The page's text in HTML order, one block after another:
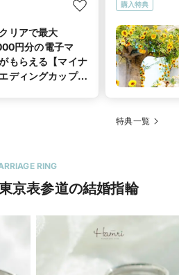
リアで最大
円分の電子マ
もらえる【マイナ
ディングカップル
購入特典
特典一覧
RING
京表参道の結婚指輪